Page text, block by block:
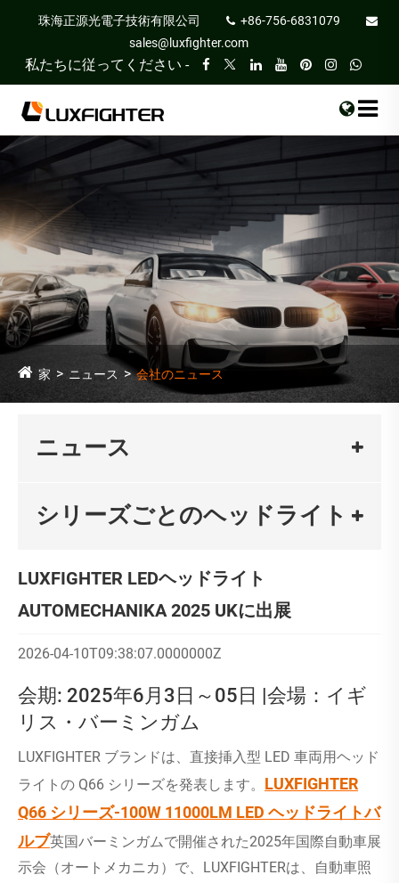
珠海正源光電子技術有限公司
+86-756-6831079
sales@luxfighter.com
私たちに従ってください -
家 ニュース 会社のニュース
ニュース
シリーズごとのヘッドライト
LUXFIGHTER LEDヘッドライト
AUTOMECHANIKA 2025 UKに出展
2026-04-10T09:38:07.0000000Z
会期: 2025年6月3日～05日 |会場：イギ
リス・バーミンガム
LUXFIGHTER ブランドは、直接挿入型 LED 車両用ヘッド
ライトの Q66 シリーズを発表します。 LUXFIGHTER
Q66 シリーズ-100W 11000LM LED ヘッドライトバ
ルブ英国バーミンガムで開催された2025年国際自動車展
示会（オートメカニカ）で、LUXFIGHTERは、自動車照